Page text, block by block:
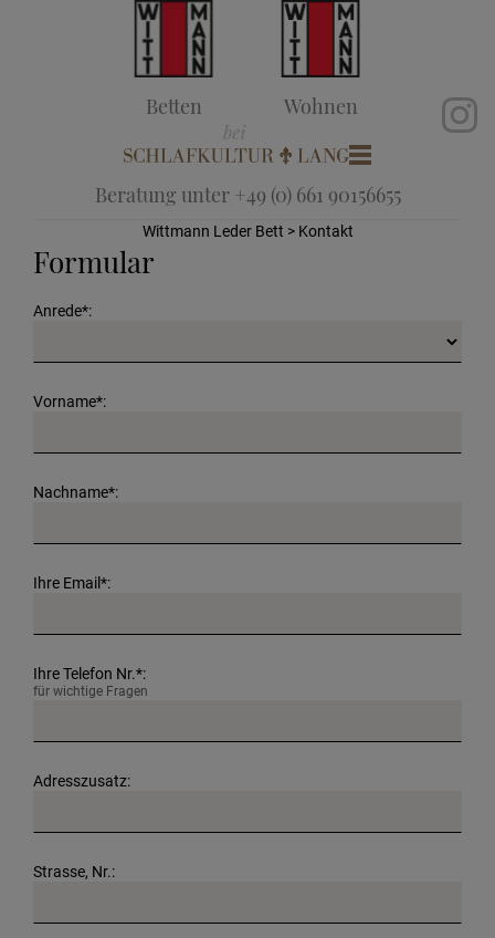
Betten Wohnen
Beratung unter +49 (0) 661 90156655
Wittmann Leder Bett > Kontakt
Formular
Anrede*:
Vorname*:
Nachname*:
Ihre Email*:
Ihre Telefon Nr.*:
für wichtige Fragen
Adresszusatz:
Strasse, Nr.: